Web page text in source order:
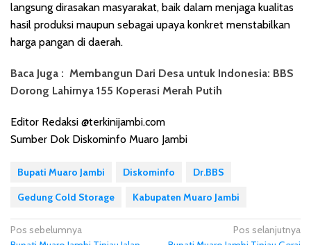
langsung dirasakan masyarakat, baik dalam menjaga kualitas
hasil produksi maupun sebagai upaya konkret menstabilkan
harga pangan di daerah.
Baca Juga : Membangun Dari Desa untuk Indonesia: BBS
Dorong Lahirnya 155 Koperasi Merah Putih
Editor Redaksi @terkinijambi.com
Sumber Dok Diskominfo Muaro Jambi
Bupati Muaro Jambi Diskominfo
Dr.BBS
Gedung Cold Storage
Kabupaten Muaro Jambi
N
Pos sebelumnya
Pos selanjutnya